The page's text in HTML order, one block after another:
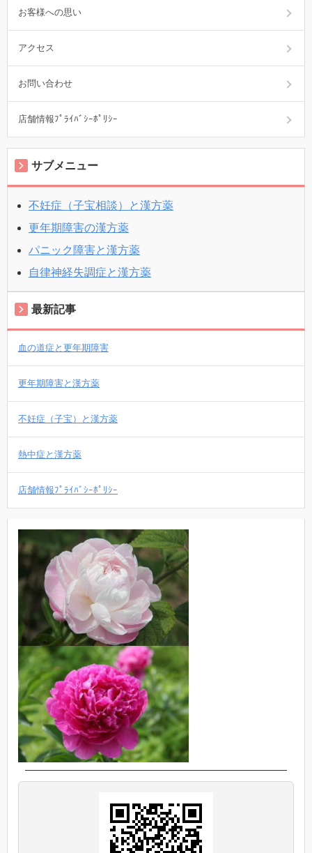
お客様への思い
アクセス
お問い合わせ
店舗情報ﾌﾟﾗｲﾊﾞｼｰﾎﾟﾘｼｰ
サブメニュー
不妊症（子宝相談）と漢方薬
更年期障害の漢方薬
パニック障害と漢方薬
自律神経失調症と漢方薬
最新記事
血の道症と更年期障害
更年期障害と漢方薬
不妊症（子宝）と漢方薬
熱中症と漢方薬
店舗情報ﾌﾟﾗｲﾊﾞｼｰﾎﾟﾘｼｰ